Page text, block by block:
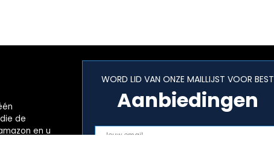
de
en u
WORD LID VAN ONZE MAILLIJST VOOR BEST
Aanbiedingen